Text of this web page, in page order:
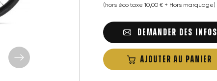
(hors éco taxe 10,00 € + Hors marquage)
DEMANDER DES INFOS
AJOUTER AU PANIER